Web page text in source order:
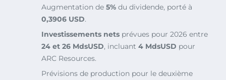
Augmentation de 5% du dividende, porté à
0,3906 USD.
Investissements nets prévues pour 2026 entre
24 et 26 MdsUSD, incluant 4 MdsUSD pour
ARC Resources.
Prévisions de production pour le deuxième